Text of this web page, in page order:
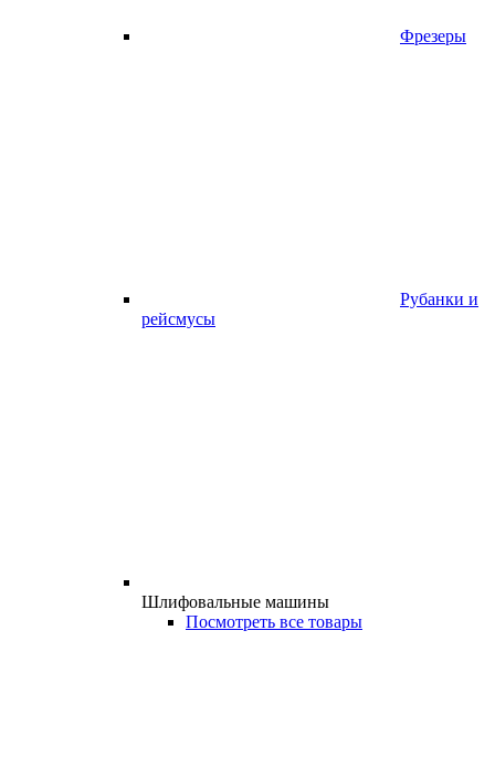
Фрезеры
Рубанки и
рейсмусы
Шлифовальные машины
Посмотреть все товары